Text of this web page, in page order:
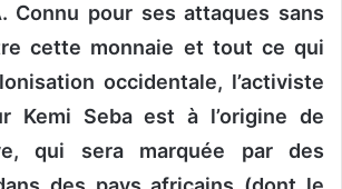
Connu pour ses attaques sans
cette monnaie et tout ce qui
occidentale, l’activiste
Kemi Seba est à l’origine de
qui sera marquée par des